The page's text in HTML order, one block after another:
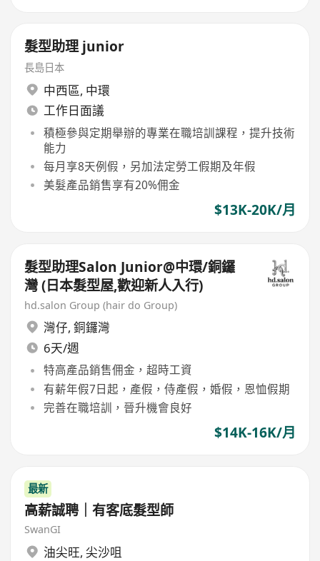
髮型助理 junior
長島日本
中西區, 中環
工作日面議
積極參與定期舉辦的專業在職培訓課程，提升技術
能力
每月享8天例假，另加法定勞工假期及年假
美髮產品銷售享有20%佣金
$13K-20K/月
髮型助理Salon Junior@中環/銅鑼
灣 (日本髮型屋,歡迎新人入行)
hd.salon Group (hair do Group)
灣仔, 銅鑼灣
6天/週
特高產品銷售佣金，超時工資
有薪年假7日起，產假，侍產假，婚假，恩恤假期
完善在職培訓，晉升機會良好
$14K-16K/月
最新
高薪誠聘｜有客底髮型師
SwanGI
油尖旺, 尖沙咀